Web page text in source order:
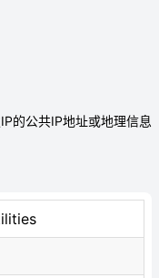
的公共IP地址或地理信息